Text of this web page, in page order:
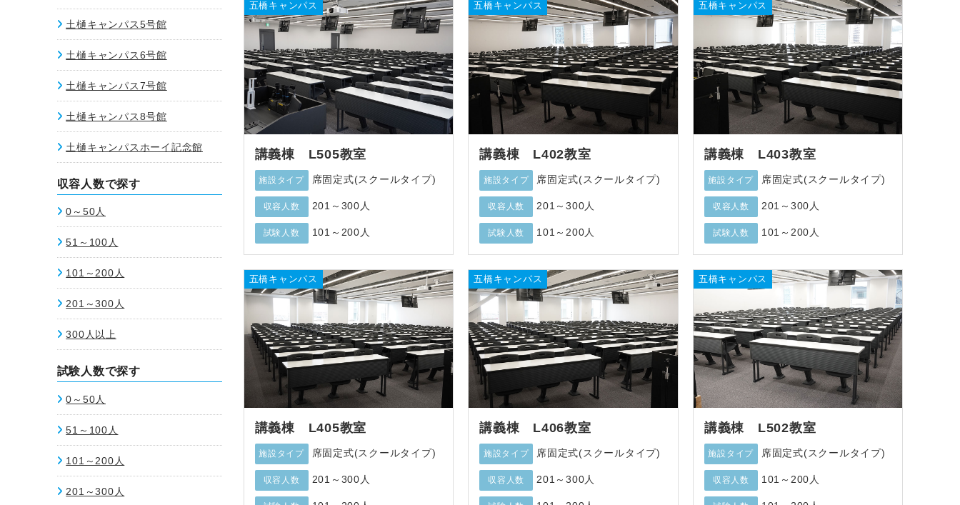
土樋キャンパス5号館
土樋キャンパス6号館
土樋キャンパス7号館
土樋キャンパス8号館
土樋キャンパスホーイ記念館
収容人数で探す
0～50人
51～100人
101～200人
201～300人
300人以上
試験人数で探す
0～50人
51～100人
101～200人
201～300人
五橋キャンパス
講義棟 L505教室
施設タイプ 席固定式(スクールタイプ)
収容人数 201～300人
試験人数 101～200人
五橋キャンパス
講義棟 L402教室
施設タイプ 席固定式(スクールタイプ)
収容人数 201～300人
試験人数 101～200人
五橋キャンパス
講義棟 L403教室
施設タイプ 席固定式(スクールタイプ)
収容人数 201～300人
試験人数 101～200人
五橋キャンパス
講義棟 L405教室
施設タイプ 席固定式(スクールタイプ)
収容人数 201～300人
五橋キャンパス
講義棟 L406教室
施設タイプ 席固定式(スクールタイプ)
収容人数 201～300人
五橋キャンパス
講義棟 L502教室
施設タイプ 席固定式(スクールタイプ)
収容人数 101～200人